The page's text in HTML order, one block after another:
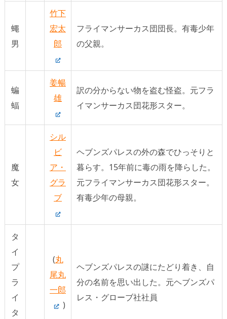
蠅
男
竹下
宏太
郎
フライマンサーカス団団長。有毒少年
の父親。
蝙
蝠
姜暢
雄
訳の分からない物を盗む怪盗。元フラ
イマンサーカス団花形スター。
魔
女
シル
ビ
ア・
グラ
ブ
ヘブンズパレスの外の森でひっそりと
暮らす。15年前に毒の雨を降らした。
元フライマンサーカス団花形スター。
有毒少年の母親。
タ
イ
プ
ラ
イ
タ
(丸
尾丸
一郎
)
ヘブンズパレスの謎にたどり着き、自
分の名前を思い出した。元ヘブンズパ
レス・グローブ社社員